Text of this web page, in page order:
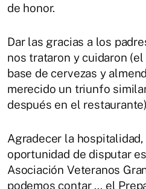
de honor.
Dar las gracias a los
nos trataron y cuidaron
base de cervezas y
merecido un triunfo
después en el
Agradecer la
oportunidad de disputar
Asociación Veteranos
podemos contar … el